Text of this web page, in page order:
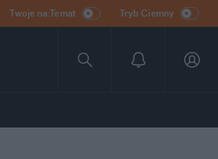
Twoje na:Temat Tryb Ciemny